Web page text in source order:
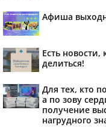
Афиша
Есть
делиться!
Для тех, кто
а по зову
получение
нагрудного